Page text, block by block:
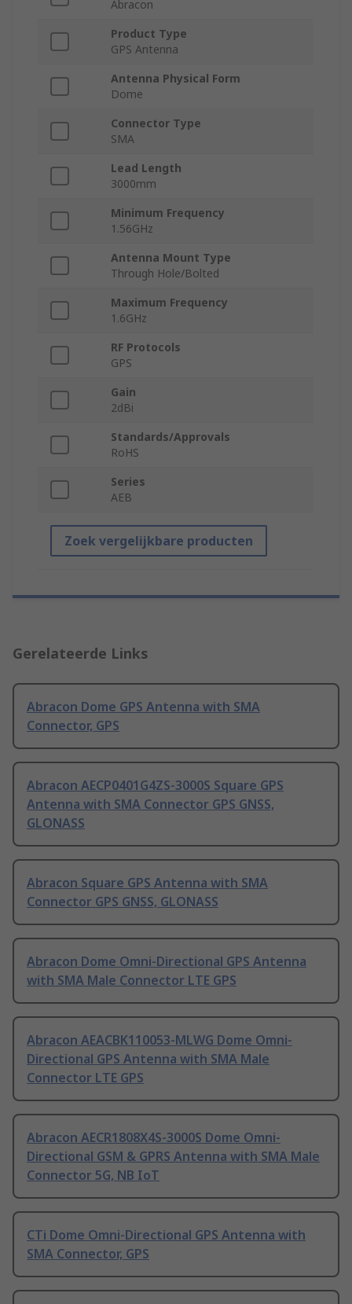
Abracon
Product Type
GPS Antenna
Antenna Physical Form
Dome
Connector Type
SMA
Lead Length
3000mm
Minimum Frequency
1.56GHz
Antenna Mount Type
Through Hole/Bolted
Maximum Frequency
1.6GHz
RF Protocols
GPS
Gain
2dBi
Standards/Approvals
RoHS
Series
AEB
Zoek vergelijkbare producten
Gerelateerde Links
Abracon Dome GPS Antenna with SMA
Connector, GPS
Abracon AECP0401G4ZS-3000S Square GPS
Antenna with SMA Connector GPS GNSS,
GLONASS
Abracon Square GPS Antenna with SMA
Connector GPS GNSS, GLONASS
Abracon Dome Omni-Directional GPS Antenna
with SMA Male Connector LTE GPS
Abracon AEACBK110053-MLWG Dome Omni-
Directional GPS Antenna with SMA Male
Connector LTE GPS
Abracon AECR1808X4S-3000S Dome Omni-
Directional GSM & GPRS Antenna with SMA Male
Connector 5G, NB IoT
CTi Dome Omni-Directional GPS Antenna with
SMA Connector, GPS